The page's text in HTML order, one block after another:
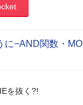
に−AND関数・
を抜く?!